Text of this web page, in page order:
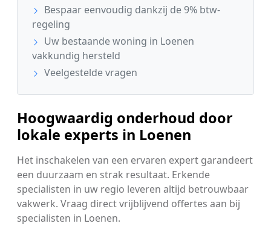
Bespaar eenvoudig dankzij de 9% btw-
regeling
Uw bestaande woning in Loenen
vakkundig hersteld
Veelgestelde vragen
Hoogwaardig onderhoud door
lokale experts in Loenen
Het inschakelen van een ervaren expert garandeert
een duurzaam en strak resultaat. Erkende
specialisten in uw regio leveren altijd betrouwbaar
vakwerk. Vraag direct vrijblijvend offertes aan bij
specialisten in Loenen.